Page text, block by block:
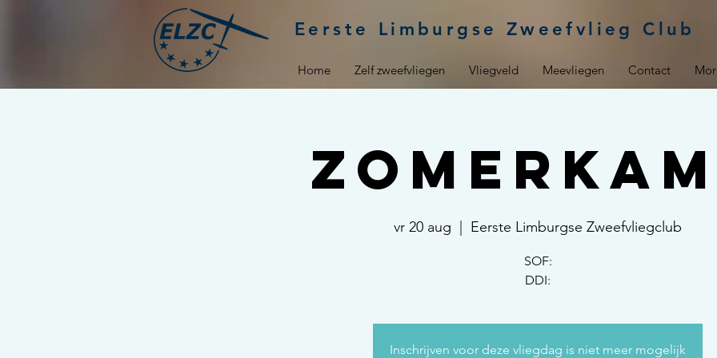
Eerste Limburgse Zweefvlieg Club
Home Zelf zweefvliegen Vliegveld Meevliegen Contact
vr 20 aug Eerste Limburgse Zweefvliegclub
SOF:
DDI:
Inschrijven voor deze vliegdag is niet meer mogelijk